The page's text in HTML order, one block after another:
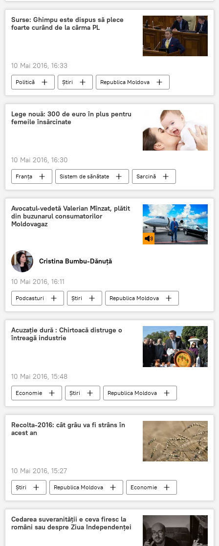
Moldova
puşcărie
strategie
penitenciar
Surse: Ghimpu este dispus să plece
foarte curând de la cârma PL
10 Mai 2016, 16:33
Politică Știri
Republica Moldova
PL
Dorin Chirtoacă
Mihai Ghimpu
Rating
Pragul electoral
Lege nouă: 300 de euro în plus pentru
femeile însărcinate
10 Mai 2016, 16:30
Franța Sistem de sănătate
Sarcină
Femei însărcinate
alocații
Fumat
Avocatul-vedetă Valerian Mînzat, plătit
din buzunarul consumatorilor
Moldovagaz
Cristina Bumbu-Dănuță
10 Mai 2016, 16:11
Podcasturi Știri Republica Moldova
Acuzație dură : Chirtoacă distruge o
întreagă industrie
10 Mai 2016, 15:48
Economie Știri
Republica Moldova
Reforme
Dorin Chirtoacă
Distrugere
Schimbări
Publicitate
Industrie
Recolta-2016: cât grâu va fi strâns în
acest an
10 Mai 2016, 15:27
Știri Republica Moldova
Economie
grâu
2016
recoltare
Seviciul Hidrometeorologic
Cedarea suveranității e ceva firesc la
români sau despre Ziua Independenței